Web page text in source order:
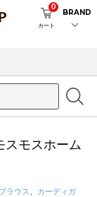
カート
0
BRAND
スモスホーム
ラウス
カーディガ